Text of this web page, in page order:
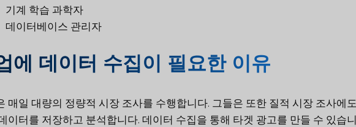
기계 학습 과학자
데이터베이스 관리자
에 데이터 수집이 필요한 이유
매일 대량의 정량적 시장 조사를 수행합니다. 그들은 또한 질적 시장 조사에
이터를 저장하고 분석합니다. 데이터 수집을 통해 타겟 광고를 만들 수 있습